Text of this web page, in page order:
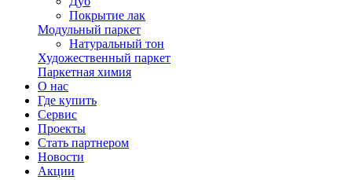
Покрытие лак
Модульный паркет
Натуральный тон
Художественный паркет
Паркетная химия
О нас
Где купить
Сервис
Проекты
Стать партнером
Новости
Акции